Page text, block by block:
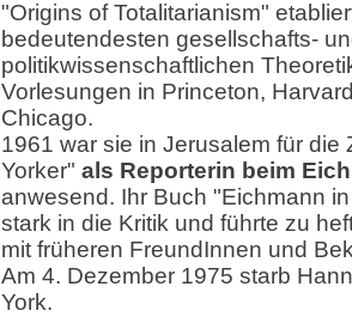
"Origins of Totalitarianism"
bedeutendesten gesellschafts-
politikwissenschaftlichen
Vorlesungen in Princeton,
Chicago.
1961 war sie in Jerusalem für die
Yorker" als Reporterin beim
anwesend. Ihr Buch "Eichmann
stark in die Kritik und führte zu
mit früheren FreundInnen und
Am 4. Dezember 1975 starb
York.